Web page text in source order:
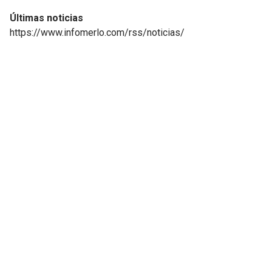
Últimas noticias
https://www.infomerlo.com/rss/noticias/